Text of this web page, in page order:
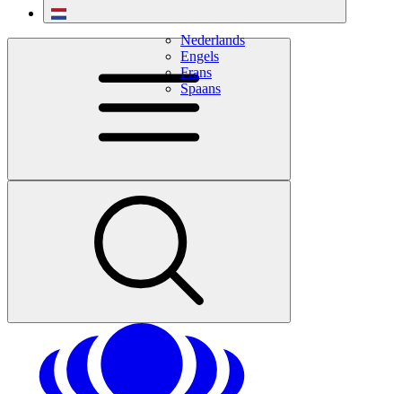
Nederlands
Engels
Frans
Spaans